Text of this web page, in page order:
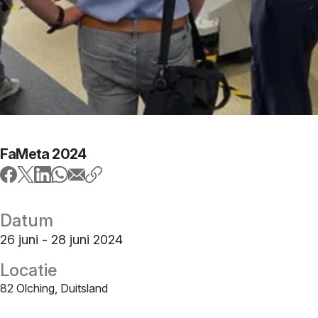
FaMeta 2024
Datum
26 juni - 28 juni 2024
Locatie
82 Olching, Duitsland